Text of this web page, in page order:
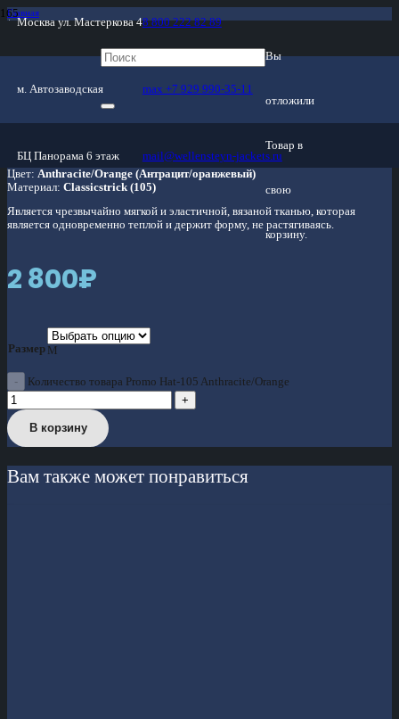
Москва ул. Мастеркова 4
м. Автозаводская
БЦ Панорама 6 этаж
8 800 222 82 89
max +7 929 990-35-11
mail@wellensteyn-jackets.ru
Вы
отложили
Товар в
свою
корзину.
Главная
/
Головные уборы
Promo Hat-105 Anthracite/Orange
Модель:Promo Hat
Цвет: Anthracite/Orange (Антрацит/оранжевый)
Материал: Classicstrick (105)
Является чрезвычайно мягкой и эластичной, вязаной тканью, которая
является одновременно теплой и держит форму, не растягиваясь.
2 800₽
Размер M
Количество товара Promo Hat-105 Anthracite/Orange
В корзину
Вам также может понравиться